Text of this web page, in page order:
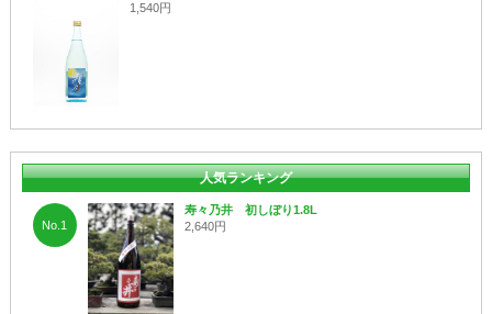
1,540円
人気ランキング
No.1
寿々乃井 初しぼり1.8L
2,640円